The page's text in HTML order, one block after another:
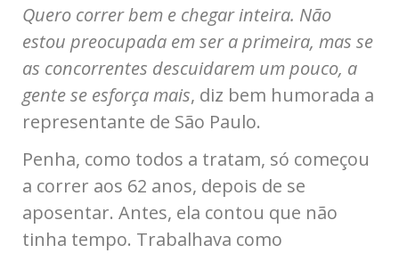
Quero correr bem e chegar inteira. Não
estou preocupada em ser a primeira, mas se
as concorrentes descuidarem um pouco, a
gente se esforça mais, diz bem humorada a
representante de São Paulo.
Penha, como todos a tratam, só começou
a correr aos 62 anos, depois de se
aposentar. Antes, ela contou que não
tinha tempo. Trabalhava como